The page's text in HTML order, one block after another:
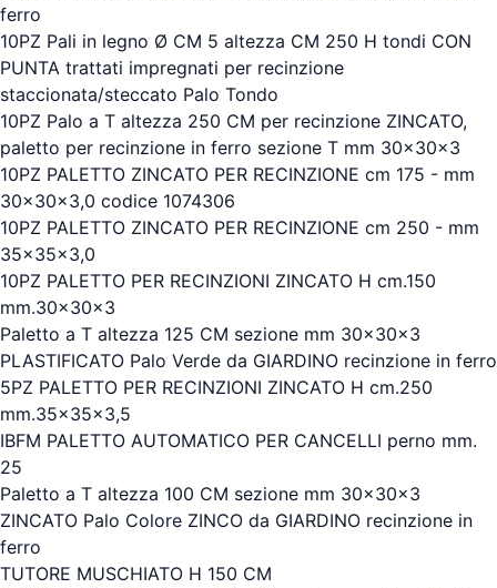
ferro
10PZ Pali in legno Ø CM 5 altezza CM 250 H tondi CON
PUNTA trattati impregnati per recinzione
staccionata/steccato Palo Tondo
10PZ Palo a T altezza 250 CM per recinzione ZINCATO,
paletto per recinzione in ferro sezione T mm 30x30x3
10PZ PALETTO ZINCATO PER RECINZIONE cm 175 - mm
30x30x3,0 codice 1074306
10PZ PALETTO ZINCATO PER RECINZIONE cm 250 - mm
35x35x3,0
10PZ PALETTO PER RECINZIONI ZINCATO H cm.150
mm.30x30x3
Paletto a T altezza 125 CM sezione mm 30x30x3
PLASTIFICATO Palo Verde da GIARDINO recinzione in ferro
5PZ PALETTO PER RECINZIONI ZINCATO H cm.250
mm.35x35x3,5
IBFM PALETTO AUTOMATICO PER CANCELLI perno mm.
25
Paletto a T altezza 100 CM sezione mm 30x30x3
ZINCATO Palo Colore ZINCO da GIARDINO recinzione in
ferro
TUTORE MUSCHIATO H 150 CM